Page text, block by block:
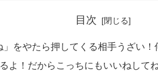
目次
」をやたら押してくる相手うざい！
るよ！だからこっちにもいいねして